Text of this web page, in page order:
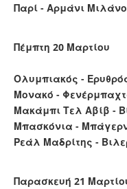
Παρί - Αρμάνι Μιλάνο
Πέμπτη 20 Μαρτίου
Ολυμπιακός -
Μονακό -
Μακάμπι Τελ Αβίβ -
Μπασκόνια -
Ρεάλ Μαδρίτης -
Παρασκευή 21